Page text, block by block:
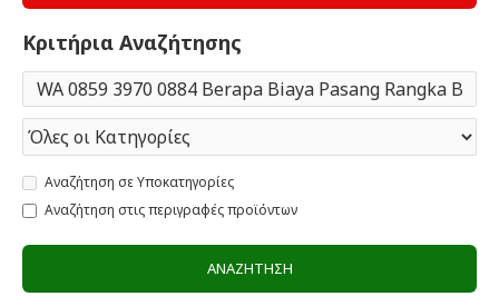
Κριτήρια Αναζήτησης
Αναζήτηση σε Υποκατηγορίες
Αναζήτηση στις περιγραφές προϊόντων
ΑΝΑΖΉΤΗΣΗ